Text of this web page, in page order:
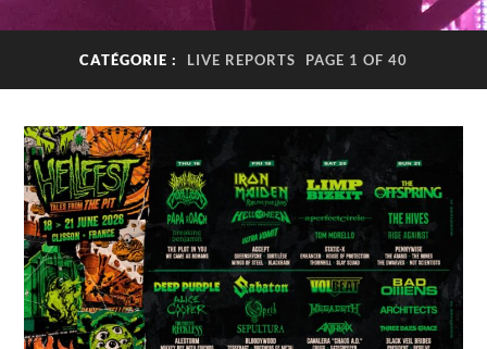
CATÉGORIE : LIVE REPORTS PAGE 1 OF 40